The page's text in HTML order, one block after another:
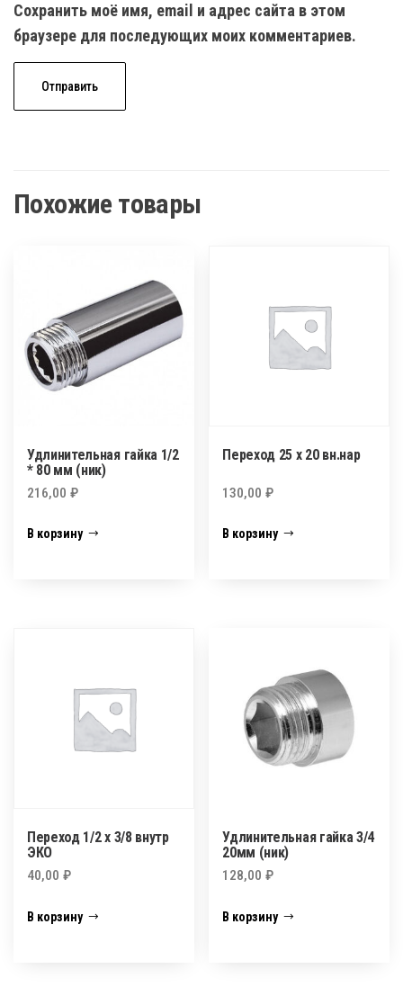
Сохранить моё имя, email и адрес сайта в этом
браузере для последующих моих комментариев.
Похожие товары
Удлинительная гайка 1/2
* 80 мм (ник)
216,00 ₽
В корзину
Переход 25 х 20 вн.нар
130,00₽
В корзину
Переход 1/2 х 3/8 внутр
ЭКО
40,00 ₽
В корзину
Удлинительная гайка 3/4
20мм (ник)
128,00₽
В корзину